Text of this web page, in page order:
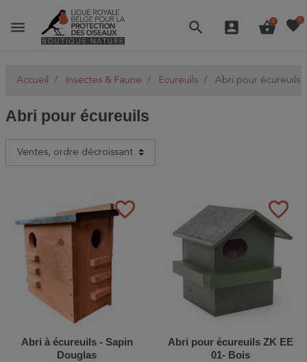
menu search account_box shopping_basket
0 favorite0
Accueil Insectes & Faune Ecureuils Abri pour écureuils
Abri pour écureuils
favorite_border
Abri à écureuils - Sapin
Douglas
favorite_border
Abri pour écureuils ZK EE
01- Bois